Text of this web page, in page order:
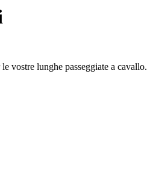
vostre lunghe passeggiate a cavallo.